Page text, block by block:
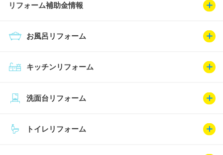
リフォーム補助金情報
キッチンリフォーム
お風呂リフォーム
トイレリフォーム
洗面台リフォーム